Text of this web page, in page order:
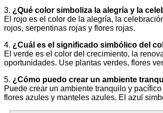
3. ¿Qué color simboliza la alegría y la
El rojo es el color de la alegría, la
rojos, serpentinas rojas y flores rojas.
4. ¿Cuál es el significado simbólico del
El verde es el color del crecimiento, la
oportunidades. Use plantas verdes, flores
5. ¿Cómo puedo crear un ambiente
Puede crear un ambiente tranquilo y
flores azules y manteles azules. El azul